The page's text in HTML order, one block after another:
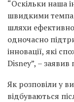
“Оскільки наша
швидкими
шляхи
одночасно
інновації, які
Disney”, –
Як розповіли у
відбуваються